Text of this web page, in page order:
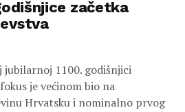
začetka
jubilarnoj 1100. godišnjici
je većinom bio na
Hrvatsku i nominalno prvog